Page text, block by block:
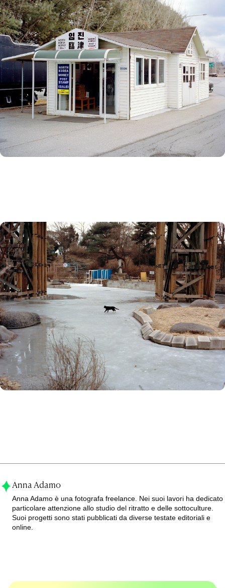
Anna Adamo
Anna Adamo è una fotografa freelance. Nei suoi lavori ha dedicato
particolare attenzione allo studio del ritratto e delle sottoculture.
Suoi progetti sono stati pubblicati da diverse testate editoriali e
online.